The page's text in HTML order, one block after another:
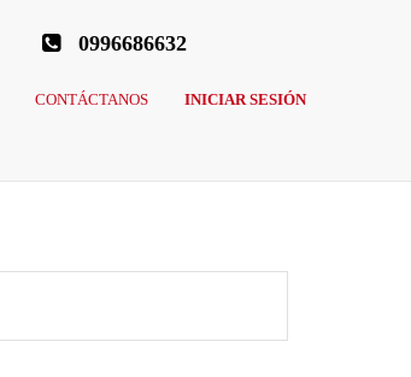
0996686632
CONTÁCTANOS INICIAR SESIÓN